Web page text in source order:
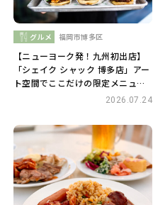
グルメ 福岡市博多区
【ニューヨーク発！九州初出店】
「シェイク シャック 博多店」アー
ト空間でここだけの限定メニュー
2026.07.24